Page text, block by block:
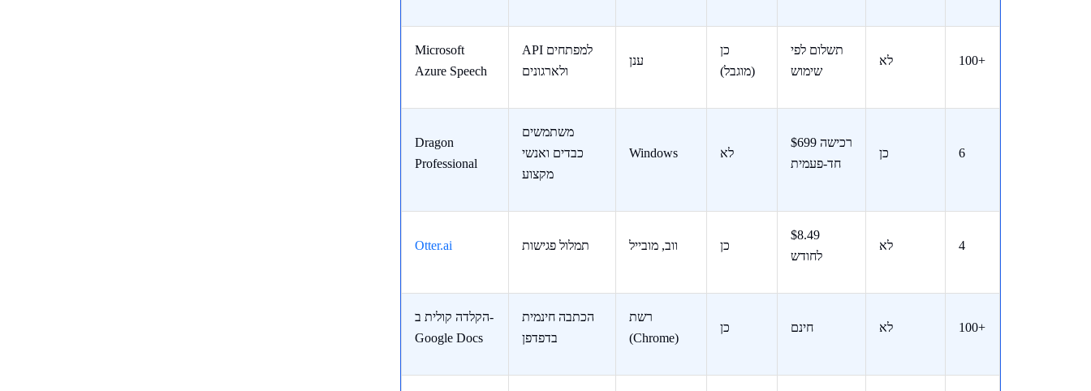
Microsoft
Azure Speech
API למפתחים
ולארגונים
ענן
כן
(מוגבל)
תשלום לפי
שימוש
לא 100+
Dragon
Professional
משתמשים
כבדים ואנשי
מקצוע
Windows לא
$699 רכישה
חד-פעמית
כן 6
Otter.ai ווב, מובייל כן
$8.49
לחודש
לא 4
הקלדה קולית ב-
Google Docs
הכתבה חינמית
בדפדפן
רשת
(Chrome)
כן חינם לא 100+